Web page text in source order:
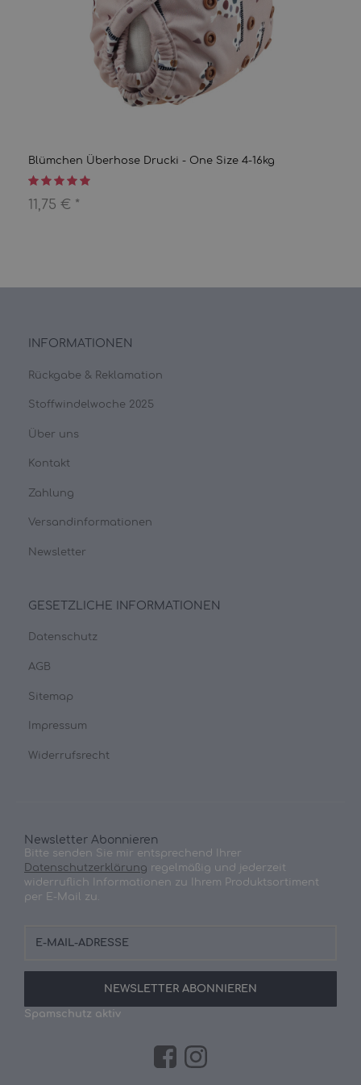
Blümchen Überhose Drucki - One Size 4-16kg
11,75 € *
INFORMATIONEN
Rückgabe & Reklamation
Stoffwindelwoche 2025
Über uns
Kontakt
Zahlung
Versandinformationen
Newsletter
GESETZLICHE INFORMATIONEN
Datenschutz
AGB
Sitemap
Impressum
Widerrufsrecht
Newsletter Abonnieren
Bitte senden Sie mir entsprechend Ihrer
Datenschutzerklärung regelmäßig und jederzeit
widerruflich Informationen zu Ihrem Produktsortiment
per E-Mail zu.
Mail-
NEWSLETTER ABONNIEREN
Spamschutz aktiv